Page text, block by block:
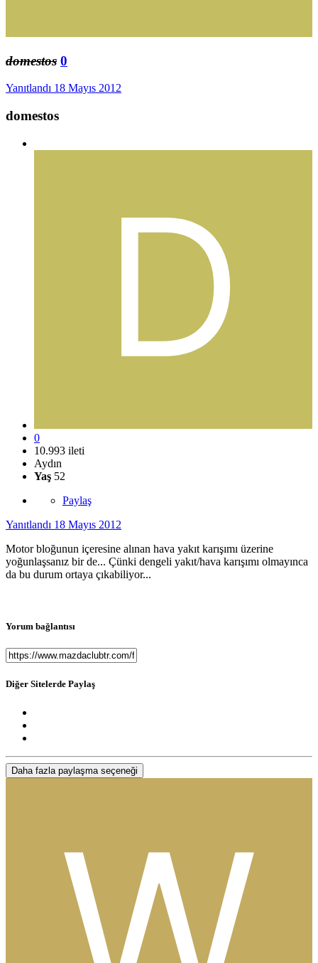
domestos 0
Yanıtlandı 18 Mayıs 2012
domestos
0
10.993 ileti
Aydın
Yaş 52
Paylaş
Yanıtlandı 18 Mayıs 2012
Motor bloğunun içeresine alınan hava yakıt karışımı üzerine
yoğunlaşsanız bir de... Çünki dengeli yakıt/hava karışımı olmayınca
da bu durum ortaya çıkabiliyor...
Yorum bağlantısı
Diğer Sitelerde Paylaş
Daha fazla paylaşma seçeneği